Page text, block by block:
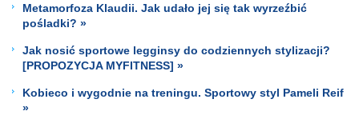
Metamorfoza Klaudii. Jak udało jej się tak wyrzeźbić
pośladki? »
Jak nosić sportowe legginsy do codziennych stylizacji?
[PROPOZYCJA MYFITNESS] »
Kobieco i wygodnie na treningu. Sportowy styl Pameli Reif
»